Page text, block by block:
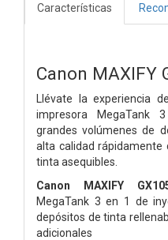
Características
Canon MAXIFY
Llévate la experiencia
impresora MegaTank
grandes volúmenes de
alta calidad rápidamente
tinta asequibles.
Canon MAXIFY
MegaTank 3 en 1 de
depósitos de tinta
adicionales